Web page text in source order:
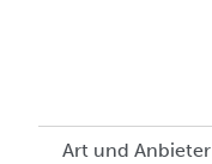
Art und Anbieter